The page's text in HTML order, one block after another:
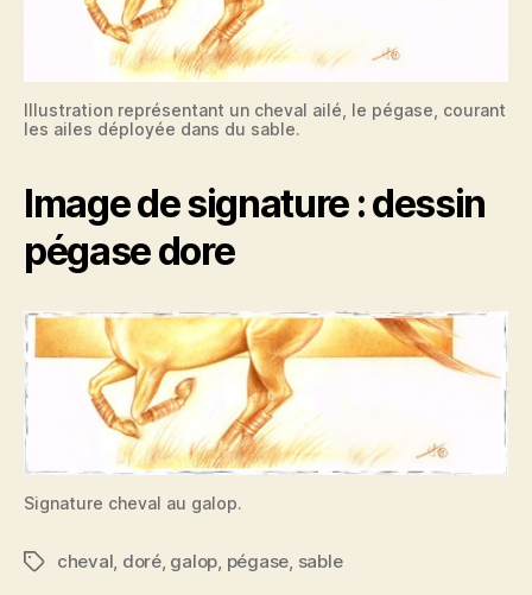
Illustration représentant un cheval ailé, le pégase, courant
les ailes déployée dans du sable.
Image de signature : dessin
pégase dore
Signature cheval au galop.
Étiquettes
cheval doré, galop pégase sable